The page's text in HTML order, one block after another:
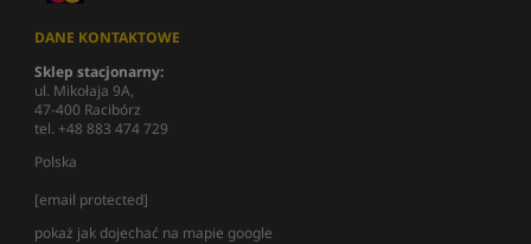
DANE KONTAKTOWE
Sklep stacjonarny:
ul. Mikołaja 9A,
47-400 Racibórz
tel. +48 883 474 729
Polska
[email protected]
pokaż jak dojechać na mapie google